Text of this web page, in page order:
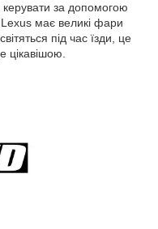
за допомогою
має великі фари
під час їзди, це
цікавішою.